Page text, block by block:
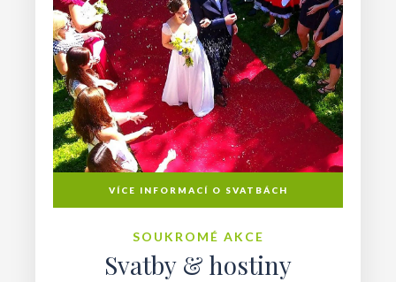
VÍCE INFORMACÍ O SVATBÁCH
SOUKROMÉ AKCE
Svatby & hostiny